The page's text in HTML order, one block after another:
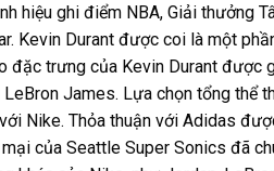
hiệu ghi điểm NBA, Giải thưởng
Durant được coi là một
trưng của Kevin Durant
James. Lựa chọn tổng
Nike. Thỏa thuận với Adidas
của Seattle Super Sonics đã